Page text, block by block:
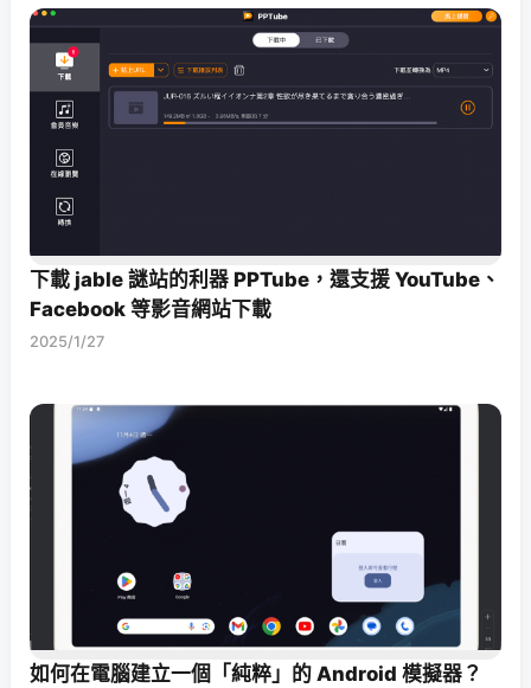
下載 jable 謎站的利器 PPTube，還支援 YouTube、
Facebook 等影音網站下載
2025/1/27
如何在電腦建立一個「純粹」的 Android 模擬器？